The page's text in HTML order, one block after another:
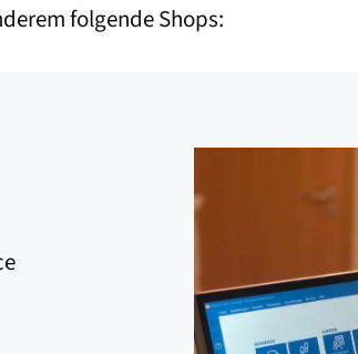
folgende Shops: